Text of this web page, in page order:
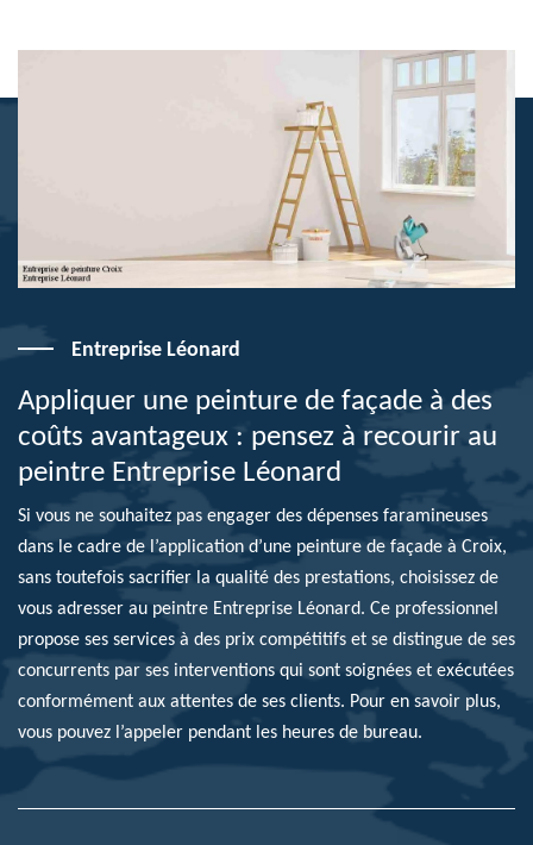
Entreprise Léonard
Appliquer une peinture de façade à des
coûts avantageux : pensez à recourir au
peintre Entreprise Léonard
Si vous ne souhaitez pas engager des dépenses faramineuses
dans le cadre de l’application d’une peinture de façade à Croix,
sans toutefois sacrifier la qualité des prestations, choisissez de
vous adresser au peintre Entreprise Léonard. Ce professionnel
propose ses services à des prix compétitifs et se distingue de ses
concurrents par ses interventions qui sont soignées et exécutées
conformément aux attentes de ses clients. Pour en savoir plus,
vous pouvez l’appeler pendant les heures de bureau.